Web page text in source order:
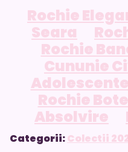
Rochie
Seara
Rochie
Cununie
Adolescente
Rochie
Absolvire
Categorii:Colectii